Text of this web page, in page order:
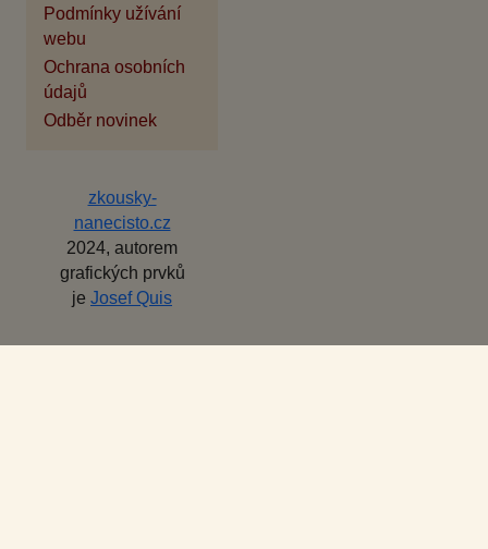
Podmínky užívání
webu
Ochrana osobních
údajů
Odběr novinek
zkousky-
nanecisto.cz
2024, autorem
grafických prvků
je Josef Quis